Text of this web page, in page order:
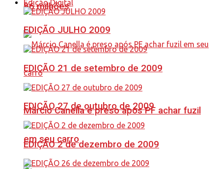
86 milhões
Márcio Canella é preso após PF achar fuzil
em seu carro
Edição Digital
EDIÇÃO JULHO 2009
EDIÇÃO 21 de setembro de 2009
EDIÇÃO 27 de outubro de 2009
EDIÇÃO 2 de dezembro de 2009